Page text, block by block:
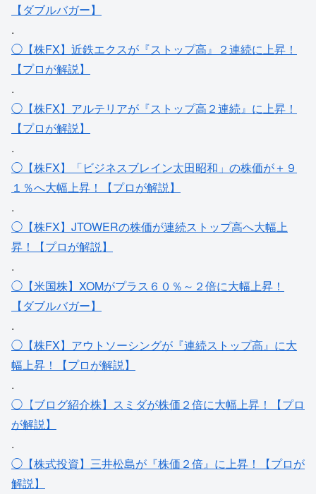
【ダブルバガー】
.
◯【株FX】近鉄エクスが『ストップ高』２連続に上昇！
【プロが解説】
.
◯【株FX】アルテリアが『ストップ高２連続』に上昇！
【プロが解説】
.
◯【株FX】「ビジネスブレイン太田昭和」の株価が＋９
１％へ大幅上昇！【プロが解説】
.
◯【株FX】JTOWERの株価が連続ストップ高へ大幅上
昇！【プロが解説】
.
◯【米国株】XOMがプラス６０％～２倍に大幅上昇！
【ダブルバガー】
.
◯【株FX】アウトソーシングが『連続ストップ高』に大
幅上昇！【プロが解説】
.
◯【ブログ紹介株】スミダが株価２倍に大幅上昇！【プロ
が解説】
.
◯【株式投資】三井松島が『株価２倍』に上昇！【プロが
解説】